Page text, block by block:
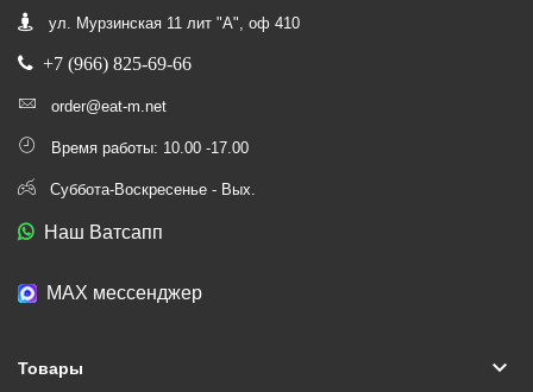
ул. Мурзинская 11 лит "А", оф 410
+7 (966) 825-69-66
order@eat-m.net
Время работы: 10.00 -17.00
Суббота-Воскресенье - Вых.
Наш Ватсапп
МАХ мессенджер
Товары keyboard_arrow_down